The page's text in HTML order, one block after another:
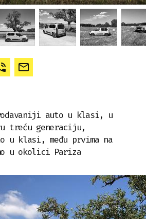
auto u klasi, u
treću generaciju,
u klasi, među prvima na
u okolici Pariza